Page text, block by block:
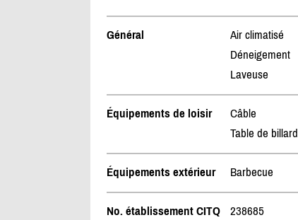
Général Air climatisé
Déneigement
Laveuse
Équipements de loisir Câble
Table de billard
Équipements extérieur Barbecue
No. établissement CITQ 238685